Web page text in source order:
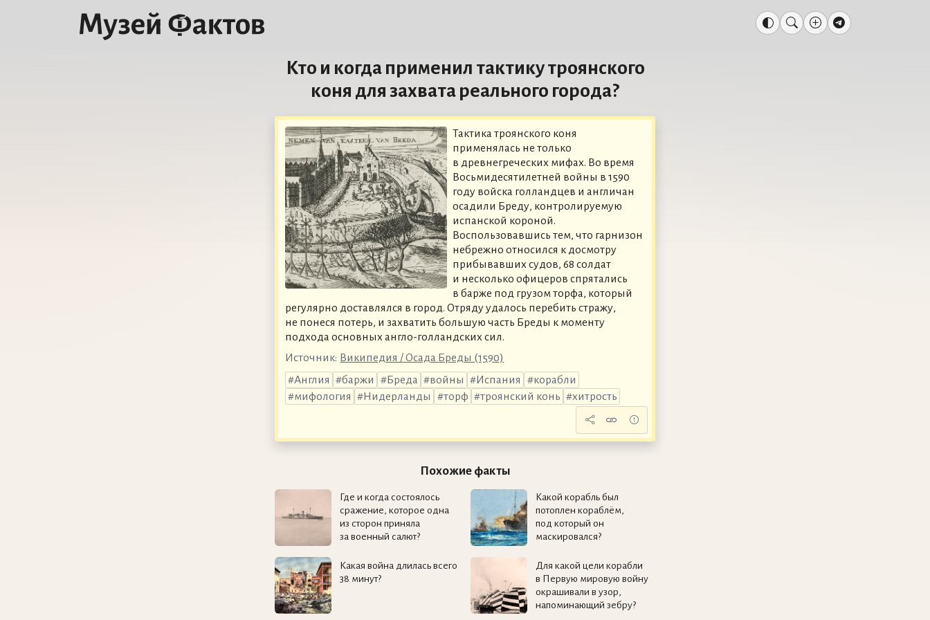
Кто и когда применил тактику троянского
коня для захвата реального города?
Тактика троянского коня
применялась не только
в древнегреческих мифах. Во время
Восьмидесятилетней войны в 1590
году войска голландцев и англичан
осадили Бреду, контролируемую
испанской короной.
Воспользовавшись тем, что гарнизон
небрежно относился к досмотру
прибывавших судов, 68 солдат
и несколько офицеров спрятались
в барже под грузом торфа, который
регулярно доставлялся в город. Отряду удалось перебить стражу,
не понеся потерь, и захватить большую часть Бреды к моменту
подхода основных англо-голландских сил.
Источник: Википедия / Осада Бреды (1590)
Англия
баржи Бреда войны Испания
корабли
мифология
Нидерланды торф троянский конь хитрость
Похожие факты
Где и когда состоялось
сражение, которое одна
из сторон приняла
за военный салют?
Какой корабль был
потоплен кораблём,
под который он
маскировался?
Какая война длилась всего
38 минут?
Для какой цели корабли
в Первую мировую войну
окрашивали в узор,
напоминающий зебру?